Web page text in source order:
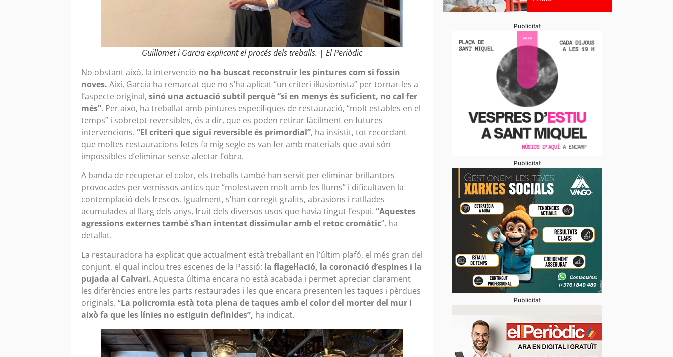
Guillamet i Garcia explicant el procés dels treballs. | El Periòdic
No obstant això, la intervenció no ha buscat reconstruir les pintures com si fossin
noves. Així, Garcia ha remarcat que no s’ha aplicat “un criteri il·lusionista” per tornar-les a
l’aspecte original, sinó una actuació subtil perquè “si en menys és suficient, no cal fer
més”. Per això, ha treballat amb pintures específiques de restauració, “molt estables en el
temps” i sobretot reversibles, és a dir, que es poden retirar fàcilment en futures
intervencions. “El criteri que sigui reversible és primordial”, ha insistit, tot recordant
que moltes restauracions fetes fa mig segle es van fer amb materials que avui són
impossibles d’eliminar sense afectar l’obra.
A banda de recuperar el color, els treballs també han servit per eliminar brillantors
provocades per vernissos antics que “molestaven molt amb les llums” i dificultaven la
contemplació dels frescos. Igualment, s’han corregit grafits, abrasions i ratllades
acumulades al llarg dels anys, fruit dels diversos usos que havia tingut l’espai. “Aquestes
agressions externes també s’han intentat dissimular amb el retoc cromàtic”, ha
detallat.
La restauradora ha explicat que actualment està treballant en l’últim plafó, el més gran del
conjunt, el qual inclou tres escenes de la Passió: la flagel·lació, la coronació d’espines i la
pujada al Calvari. Aquesta última encara no està acabada i permet apreciar clarament
les diferències entre les parts restaurades i les que encara presenten les taques i pèrdues
originals. “La policromia està tota plena de taques amb el color del morter del mur i
això fa que les línies no estiguin definides”, ha indicat.
Publicitat
Publicitat
Publicitat